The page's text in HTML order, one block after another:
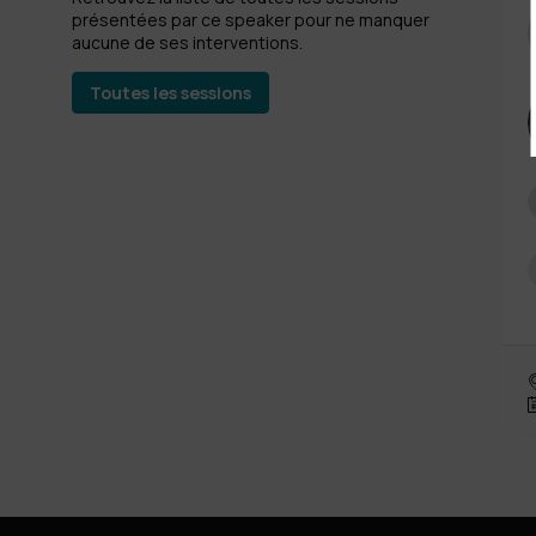
présentées par ce speaker pour ne manquer
aucune de ses interventions.
Toutes les sessions